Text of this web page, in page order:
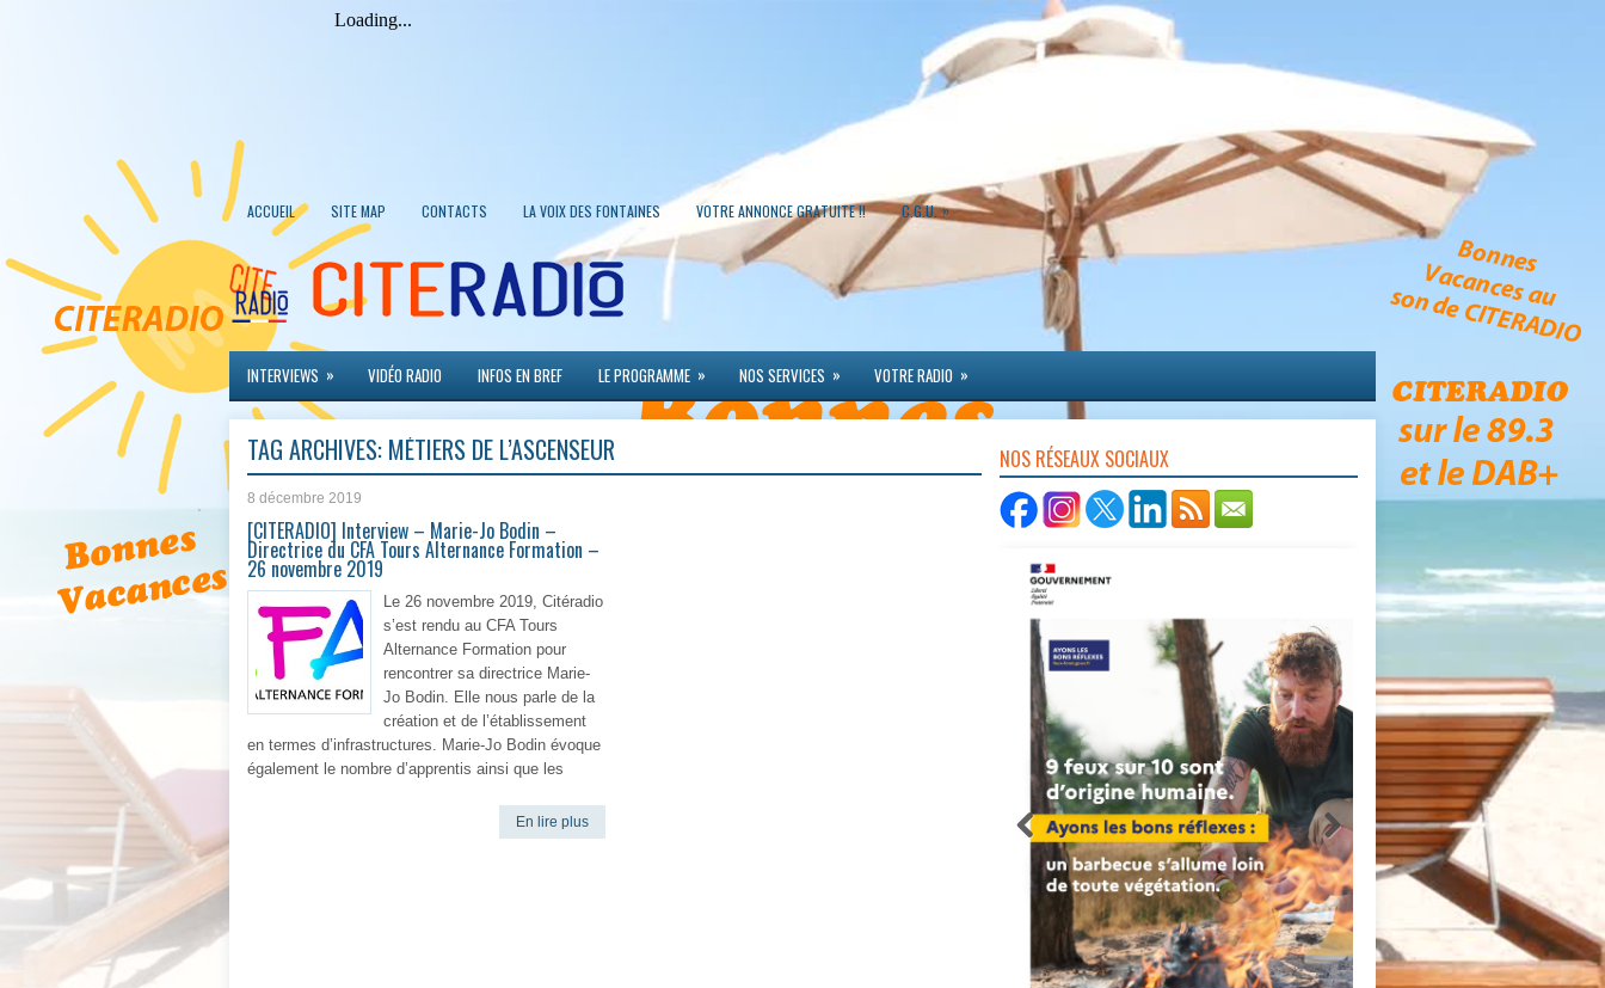
ACCUEIL SITE MAP CONTACTS LA VOIX DES FONTAINES VOTRE ANNONCE GRATUITE !! C.G.U. »
INTERVIEWS » VIDÉO RADIO INFOS EN BREF LE PROGRAMME » NOS SERVICES » VOTRE RADIO »
TAG ARCHIVES: MÉTIERS DE L’ASCENSEUR
8 décembre 2019
[CITERADIO] Interview – Marie-Jo Bodin –
Directrice du CFA Tours Alternance Formation –
26 novembre 2019
Le 26 novembre 2019, Citéradio
s’est rendu au CFA Tours
Alternance Formation pour
rencontrer sa directrice Marie-
Jo Bodin. Elle nous parle de la
création et de l’établissement
en termes d’infrastructures. Marie-Jo Bodin évoque
également le nombre d’apprentis ainsi que les
En lire plus
NOS RÉSEAUX SOCIAUX